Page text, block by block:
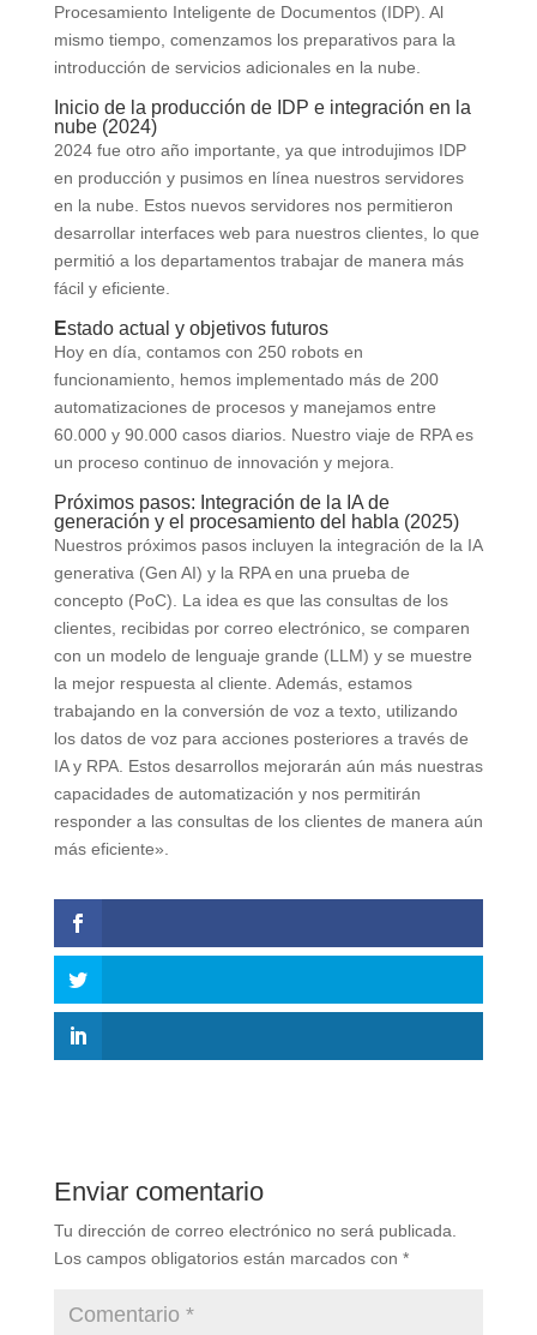
Procesamiento Inteligente de Documentos (IDP). Al
mismo tiempo, comenzamos los preparativos para la
introducción de servicios adicionales en la nube.
Inicio de la producción de IDP e integración en la
nube (2024)
2024 fue otro año importante, ya que introdujimos IDP
en producción y pusimos en línea nuestros servidores
en la nube. Estos nuevos servidores nos permitieron
desarrollar interfaces web para nuestros clientes, lo que
permitió a los departamentos trabajar de manera más
fácil y eficiente.
Estado actual y objetivos futuros
Hoy en día, contamos con 250 robots en
funcionamiento, hemos implementado más de 200
automatizaciones de procesos y manejamos entre
60.000 y 90.000 casos diarios. Nuestro viaje de RPA es
un proceso continuo de innovación y mejora.
Próximos pasos: Integración de la IA de
generación y el procesamiento del habla (2025)
Nuestros próximos pasos incluyen la integración de la IA
generativa (Gen AI) y la RPA en una prueba de
concepto (PoC). La idea es que las consultas de los
clientes, recibidas por correo electrónico, se comparen
con un modelo de lenguaje grande (LLM) y se muestre
la mejor respuesta al cliente. Además, estamos
trabajando en la conversión de voz a texto, utilizando
los datos de voz para acciones posteriores a través de
IA y RPA. Estos desarrollos mejorarán aún más nuestras
capacidades de automatización y nos permitirán
responder a las consultas de los clientes de manera aún
más eficiente».
Enviar comentario
Tu dirección de correo electrónico no será publicada.
Los campos obligatorios están marcados con *